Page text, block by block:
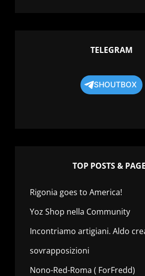
TELEGRAM
SHOUTBOX
TOP POSTS &
Rigonia goes to America!
Yoz Shop nella Community
Incontriamo artigiani. Aldo
sovrapposizioni
Nono-Red-Roma ( ForFredd)